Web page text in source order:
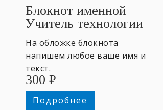
Блокнот именной
Учитель технологии
М
На обложке блокнота
напишем любое ваше имя и
текст.
300 ₽
Подробнее